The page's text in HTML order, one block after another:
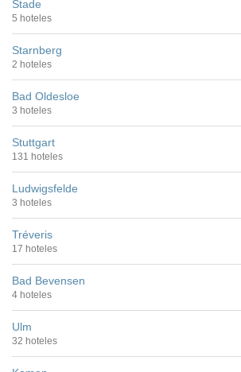
Stade
5 hoteles
Starnberg
2 hoteles
Bad Oldesloe
3 hoteles
Stuttgart
131 hoteles
Ludwigsfelde
3 hoteles
Tréveris
17 hoteles
Bad Bevensen
4 hoteles
Ulm
32 hoteles